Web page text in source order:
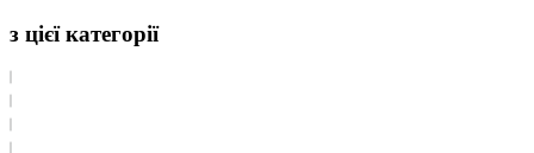
з цієї категорії